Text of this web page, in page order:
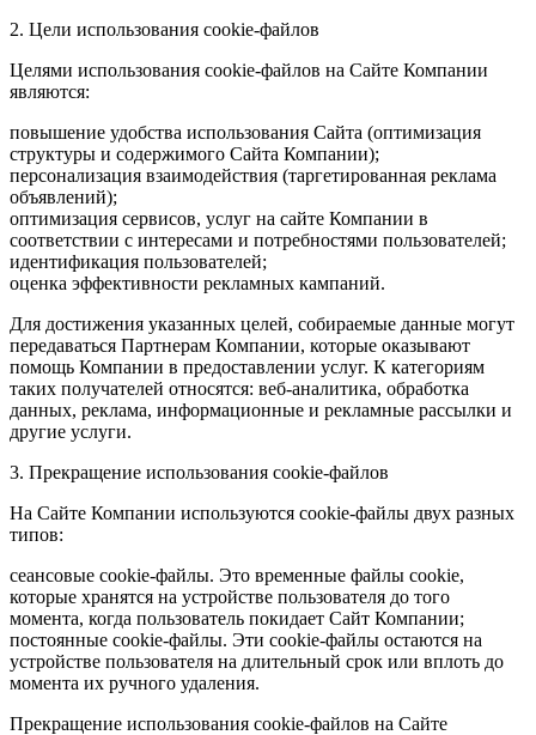
2. Цели использования cookie-файлов
Целями использования cookie-файлов на Сайте Компании
являются:
повышение удобства использования Сайта (оптимизация
структуры и содержимого Сайта Компании);
персонализация взаимодействия (таргетированная реклама
объявлений);
оптимизация сервисов, услуг на сайте Компании в
соответствии с интересами и потребностями пользователей;
идентификация пользователей;
оценка эффективности рекламных кампаний.
Для достижения указанных целей, собираемые данные могут
передаваться Партнерам Компании, которые оказывают
помощь Компании в предоставлении услуг. К категориям
таких получателей относятся: веб-аналитика, обработка
данных, реклама, информационные и рекламные рассылки и
другие услуги.
3. Прекращение использования cookie-файлов
На Сайте Компании используются cookie-файлы двух разных
типов:
сеансовые cookie-файлы. Это временные файлы cookie,
которые хранятся на устройстве пользователя до того
момента, когда пользователь покидает Сайт Компании;
постоянные cookie-файлы. Эти cookie-файлы остаются на
устройстве пользователя на длительный срок или вплоть до
момента их ручного удаления.
Прекращение использования cookie-файлов на Сайте